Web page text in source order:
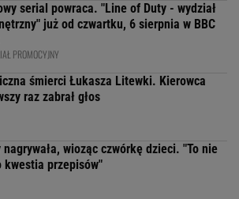
serial powraca. "Line of Duty - wydział
już od czwartku, 6 sierpnia w BBC
PROMOCYJNY
śmierci Łukasza Litewki. Kierowca
raz zabrał głos
nagrywała, wioząc czwórkę dzieci. "To nie
kwestia przepisów"